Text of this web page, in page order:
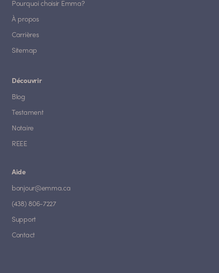
Pourquoi choisir Emma?
À propos
Carrières
Sitemap
Découvrir
Blog
Testament
Notaire
REEE
Aide
bonjour@emma.ca
(438) 806-7227
Support
Contact